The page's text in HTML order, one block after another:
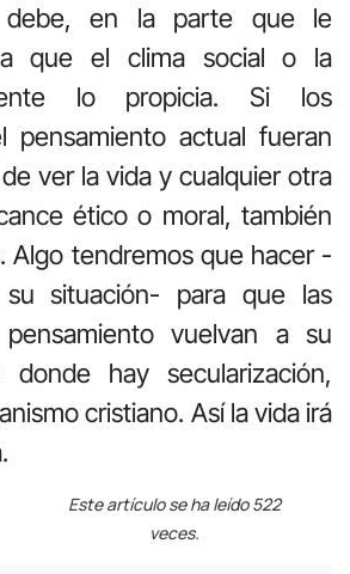
debe, en la parte que le
a que el clima social o la
lo propicia. Si los
pensamiento actual fueran
ver la vida y cualquier otra
ético o moral, también
Algo tendremos que hacer -
situación- para que las
vuelvan a su
hay secularización,
cristiano. Así la vida irá
Este artículo se ha leído 522
veces.